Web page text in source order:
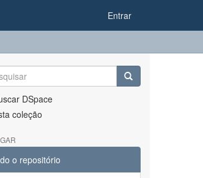
Entrar
DSpace
coleção
o repositório